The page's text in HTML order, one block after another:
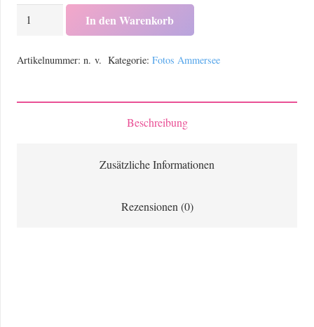
Der
In den Warenkorb
Artikelnummer: n. v. Kategorie: Fotos Ammersee
Beschreibung
Zusätzliche Informationen
Rezensionen (0)